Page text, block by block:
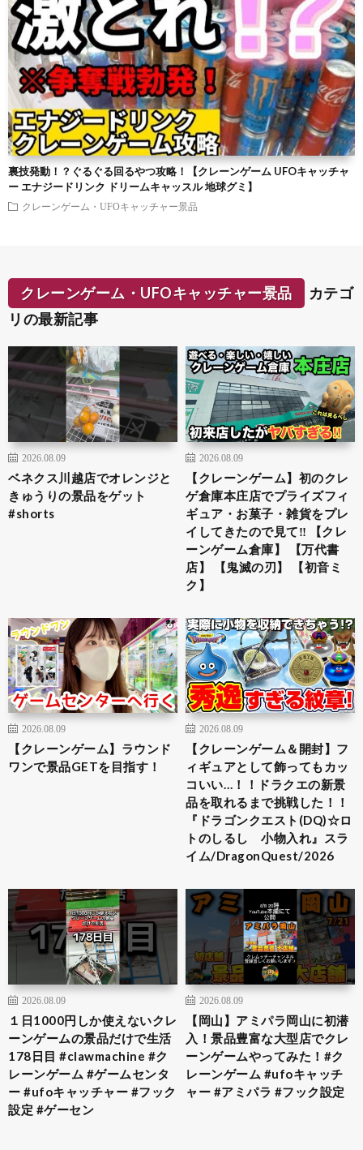
裏技発動！？ぐるぐる回るやつ攻略！【クレーンゲーム UFOキャッチャ
ー エナジードリンク ドリームキャッスル 地球グミ】
クレーンゲーム・UFOキャッチャー景品
クレーンゲーム・UFOキャッチャー景品
カテゴ
リの最新記事
2026.08.09
ベネクス川越店でオレンジと
きゅうりの景品をゲット
#shorts
2026.08.09
【クレーンゲーム】初のクレ
ゲ倉庫本庄店でプライズフィ
ギュア・お菓子・雑貨をプレ
イしてきたので見て‼︎ 【クレ
ーンゲーム倉庫】 【万代書
店】 【鬼滅の刃】 【初音ミ
ク】
2026.08.09
【クレーンゲーム】ラウンド
ワンで景品GETを目指す！
2026.08.09
【クレーンゲーム＆開封】フ
ィギュアとして飾ってもカッ
コいい…！！ドラクエの新景
品を取れるまで挑戦した！！
『ドラゴンクエスト(DQ)☆ロ
トのしるし 小物入れ』スラ
イム/DragonQuest/2026
2026.08.09
１日1000円しか使えないクレ
ーンゲームの景品だけで生活
178日目 #clawmachine #ク
レーンゲーム #ゲームセンタ
ー #ufoキャッチャー #フック
設定 #ゲーセン
2026.08.09
【岡山】アミパラ岡山に初潜
入！景品豊富な大型店でクレ
ーンゲームやってみた！#ク
レーンゲーム #ufoキャッチ
ャー #アミパラ #フック設定